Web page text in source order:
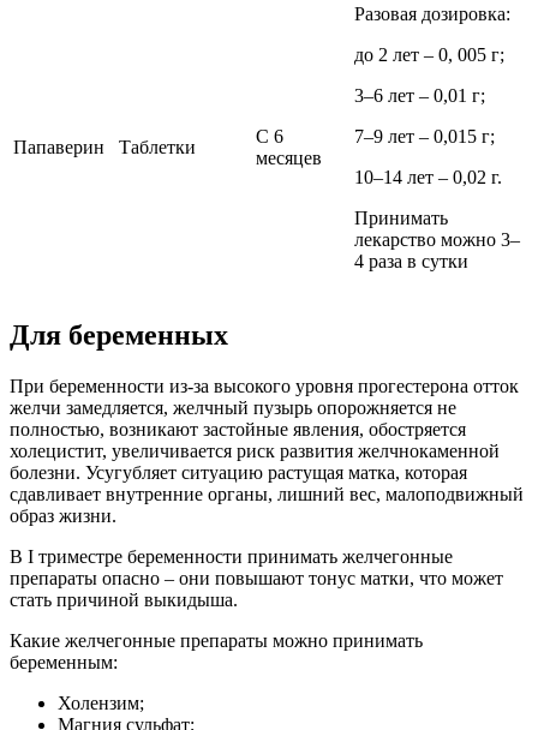
Папаверин Таблетки
С 6
месяцев
Разовая дозировка:
до 2 лет – 0, 005 г;
3–6 лет – 0,01 г;
7–9 лет – 0,015 г;
10–14 лет – 0,02 г.
Принимать
лекарство можно 3–
4 раза в сутки
Для беременных
При беременности из-за высокого уровня прогестерона отток
желчи замедляется, желчный пузырь опорожняется не
полностью, возникают застойные явления, обостряется
холецистит, увеличивается риск развития желчнокаменной
болезни. Усугубляет ситуацию растущая матка, которая
сдавливает внутренние органы, лишний вес, малоподвижный
образ жизни.
В I триместре беременности принимать желчегонные
препараты опасно – они повышают тонус матки, что может
стать причиной выкидыша.
Какие желчегонные препараты можно принимать
беременным:
Холензим;
Магния сульфат;